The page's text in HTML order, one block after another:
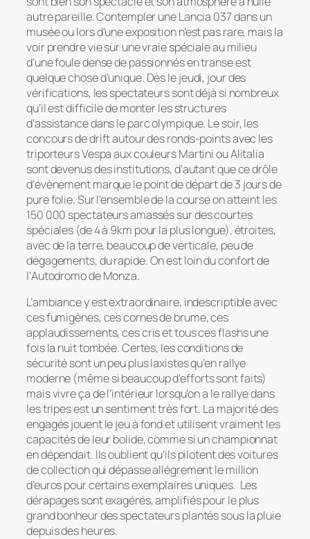
autre pareille. Contempler une Lancia 037 dans un
musée ou lors d’une exposition n’est pas rare, mais la
voir prendre vie sur une vraie spéciale au milieu
d’une foule dense de passionnés en transe est
quelque chose d’unique. Dès le jeudi, jour des
vérifications, les spectateurs sont déjà si nombreux
qu’il est difficile de monter les structures
d’assistance dans le parc olympique. Le soir, les
concours de drift autour des ronds-points avec les
triporteurs Vespa aux couleurs Martini ou Alitalia
sont devenus des institutions, d’autant que ce drôle
d’évènement marque le point de départ de 3 jours de
pure folie. Sur l’ensemble de la course on atteint les
150 000 spectateurs amassés sur des courtes
spéciales (de 4 à 9km pour la plus longue), étroites,
avec de la terre, beaucoup de verticale, peu de
dégagements, du rapide. On est loin du confort de
l‘Autodromo de Monza.
L’ambiance y est extraordinaire, indescriptible avec
ces fumigènes, ces cornes de brume, ces
applaudissements, ces cris et tous ces flashs une
fois la nuit tombée. Certes, les conditions de
sécurité sont un peu plus laxistes qu’en rallye
moderne (même si beaucoup d’efforts sont faits)
mais vivre ça de l’intérieur lorsqu’on a le rallye dans
les tripes est un sentiment très fort. La majorité des
engagés jouent le jeu à fond et utilisent vraiment les
capacités de leur bolide, comme si un championnat
en dépendait. Ils oublient qu’ils pilotent des voitures
de collection qui dépasse allégrement le million
d’euros pour certains exemplaires uniques. Les
dérapages sont exagérés, amplifiés pour le plus
grand bonheur des spectateurs plantés sous la pluie
depuis des heures.